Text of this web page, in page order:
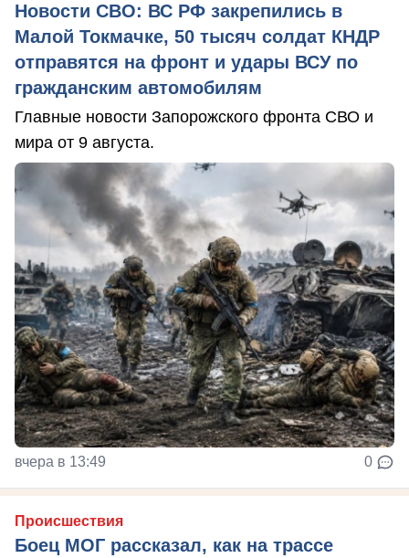
Новости СВО: ВС РФ закрепились в
Малой Токмачке, 50 тысяч солдат КНДР
отправятся на фронт и удары ВСУ по
гражданским автомобилям
Главные новости Запорожского фронта СВО и
мира от 9 августа.
вчера в 13:49 0
Происшествия
Боец МОГ рассказал, как на трассе